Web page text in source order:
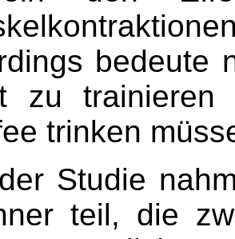
bedeute
zu trainieren
trinken
Studie
teil, die